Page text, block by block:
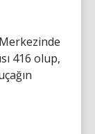
416 olup,